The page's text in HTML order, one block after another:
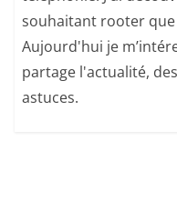
souhaitant rooter que
Aujourd'hui je
partage l'actualité,
astuces.